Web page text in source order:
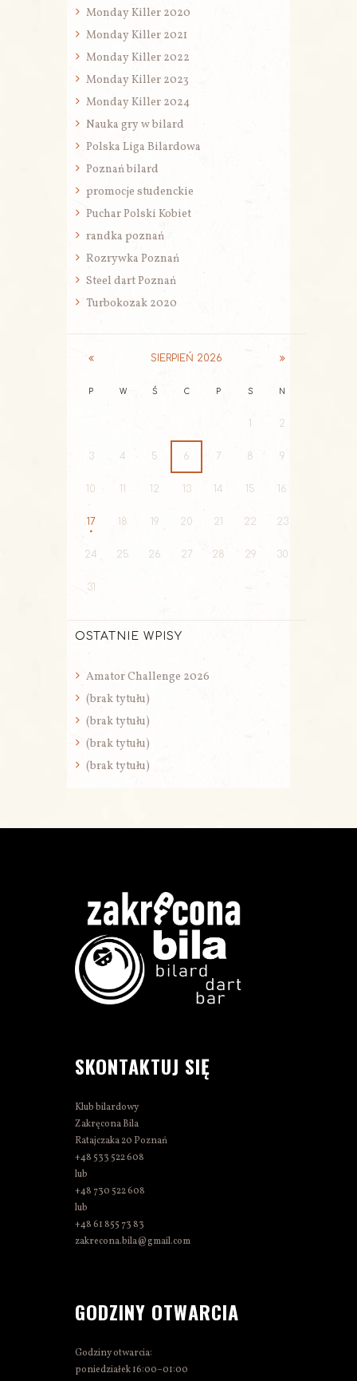
Monday Killer 2020
Monday Killer 2021
Monday Killer 2022
Monday Killer 2023
Monday Killer 2024
Nauka gry w bilard
Polska Liga Bilardowa
Poznań bilard
promocje studenckie
Puchar Polski Kobiet
randka poznań
Rozrywka Poznań
Steel dart Poznań
Turbokozak 2020
SIERPIEŃ 2026
P W Ś C P S N
2
3 4 5 6 7 8 9
10 11 12 13 14 15 16
17 18 19 20 21 22 23
24 25 26 27 28 29 30
31
OSTATNIE WPISY
Amator Challenge 2026
(brak tytułu)
(brak tytułu)
(brak tytułu)
(brak tytułu)
SKONTAKTUJ SIĘ
Klub bilardowy
Zakręcona Bila
Ratajczaka 20 Poznań
+48 533 522 608
lub
+48 730 522 608
lub
+48 61 855 73 83
zakrecona.bila@gmail.com
GODZINY OTWARCIA
Godziny otwarcia:
poniedziałek 16:00–01:00